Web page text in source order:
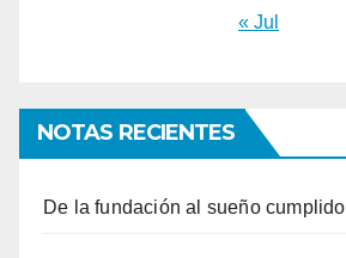
« Jul
NOTAS RECIENTES
De la fundación al sueño cumplido